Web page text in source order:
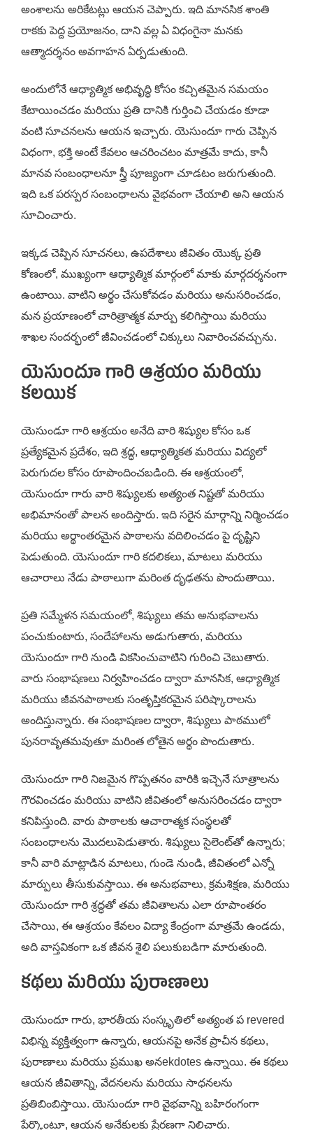
అంశాలను అరికేటట్లు ఆయన చెప్పారు. ఇది మానసిక శాంతి
రాకకు పెద్ద ప్రయోజనం, దాని వల్ల ఏ విధంగైనా మనకు
ఆత్మాదర్శనం అవగాహన ఏర్పడుతుంది.
అందులోనే ఆధ్యాత్మిక అభివృద్ధి కోసం కచ్చితమైన సమయం
కేటాయించడం మరియు ప్రతి దానికి గుర్తించి చేయడం కూడా
వంటి సూచనలను ఆయన ఇచ్చారు. యెసుందూ గారు చెప్పిన
విధంగా, భక్తి అంటే కేవలం ఆచరించటం మాత్రమే కాదు, కానీ
మానవ సంబంధాలనూ స్త్రీ పూజ్యంగా చూడటం జరుగుతుంది.
ఇది ఒక పరస్పర సంబంధాలను వైభవంగా చేయాలి అని ఆయన
సూచించారు.
ఇక్కడ చెప్పిన సూచనలు, ఉపదేశాలు జీవితం యొక్క ప్రతి
కోణంలో, ముఖ్యంగా ఆధ్యాత్మిక మార్గంలో మాకు మార్గదర్శనంగా
ఉంటాయి. వాటిని అర్థం చేసుకోవడం మరియు అనుసరించడం,
మన ప్రయాణంలో చారిత్రాత్మక మార్పు కలిగిస్తాయి మరియు
శాఖల సందర్భంలో జీవించడంలో చిక్కులు నివారించవచ్చును.
యెసుందూ గారి ఆశ్రయం మరియు
కలయిక
యెసుండూ గారి ఆశ్రయం అనేది వారి శిష్యుల కోసం ఒక
ప్రత్యేకమైన ప్రదేశం, ఇది శ్రద్ధ, ఆధ్యాత్మికత మరియు విద్యలో
పెరుగుదల కోసం రూపొందించబడింది. ఈ ఆశ్రయంలో,
యెసుందూ గారు వారి శిష్యులకు అత్యంత నిష్టతో మరియు
అభిమానంతో పాలన అందిస్తారు. ఇది సరైన మార్గాన్ని నిర్మించడం
మరియు అర్థాంతరమైన పాఠాలను వదిలించడం పై దృష్టిని
పెడుతుంది. యెసుందూ గారి కదలికలు, మాటలు మరియు
ఆచారాలు నేడు పాఠాలుగా మరింత దృఢతను పొందుతాయి.
ప్రతి సమ్మేళన సమయంలో, శిష్యులు తమ అనుభవాలను
పంచుకుంటారు, సందేహాలను అడుగుతారు, మరియు
యెసుందూ గారి నుండి వికసించువాటిని గురించి చెబుతారు.
వారు సంభాషణలు నిర్వహించడం ద్వారా మానసిక, ఆధ్యాత్మిక
మరియు జీవనపాఠాలకు సంతృప్తికరమైన పరిష్కారాలను
అందిస్తున్నారు. ఈ సంభాషణల ద్వారా, శిష్యులు పాఠములో
పునరావృతమవుతూ మరింత లోతైన అర్థం పొందుతారు.
యెసుందూ గారి నిజమైన గొప్పతనం వారికి ఇచ్చెనే సూత్రాలను
గౌరవించడం మరియు వాటిని జీవితంలో అనుసరించడం ద్వారా
కనిపిస్తుంది. వారు పాఠాలకు ఆచారాత్మక సంస్థలతో
సంబంధాలను మొదలుపెడుతారు. శిష్యులు సైలెంట్‌తో ఉన్నారు;
కానీ వారి మాట్లాడిన మాటలు, గుండె నుండి, జీవితంలో ఎన్నో
మార్పులు తీసుకువస్తాయి. ఈ అనుభవాలు, క్రమశిక్షణ, మరియు
యెసుందూ గారి శ్రద్ధతో తమ జీవితాలను ఎలా రూపాంతరం
చేసాయి, ఈ ఆశ్రయం కేవలం విద్యా కేంద్రంగా మాత్రమే ఉండదు,
అది వాస్తవికంగా ఒక జీవన శైలి పలుకుబడిగా మారుతుంది.
కథలు మరియు పురాణాలు
యెసుందూ గారు, భారతీయ సంస్కృతిలో అత్యంత ప revered
విభిన్న వ్యక్తిత్వంగా ఉన్నారు, ఆయనపై అనేక ప్రాచీన కథలు,
పురాణాలు మరియు ప్రముఖ అనekdotes ఉన్నాయి. ఈ కథలు
ఆయన జీవితాన్ని, వేదనలను మరియు సాధనలను
ప్రతిబింబిస్తాయి. యెసుందూ గారి వైభవాన్ని బహిరంగంగా
పేర్కొంటూ, ఆయన అనేకులకు ప్రేరణగా నిలిచారు.